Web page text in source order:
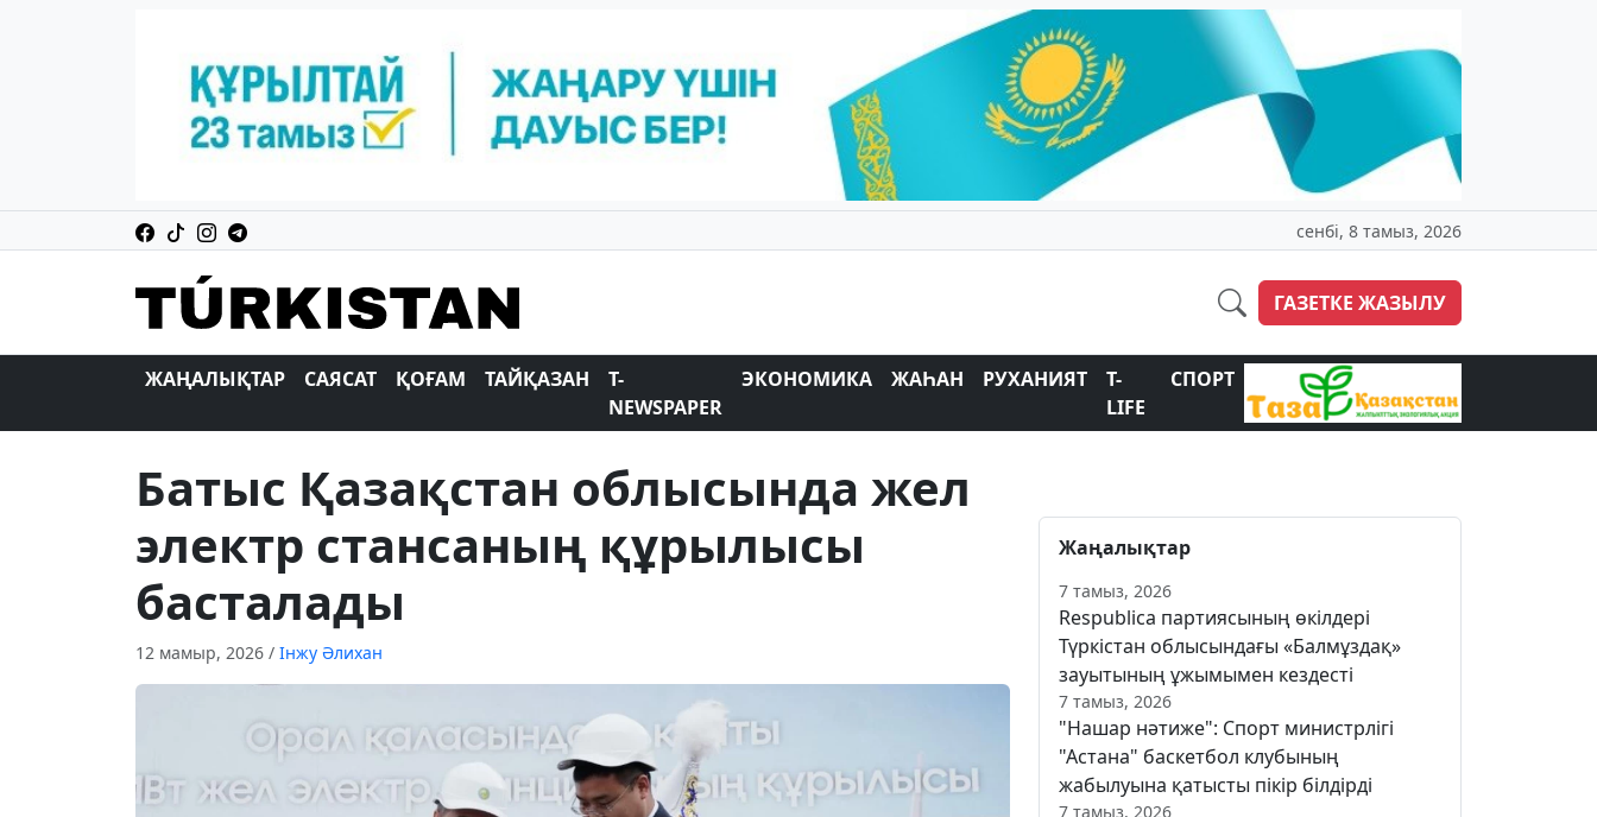
сенбі, 8 тамыз, 2026
ГАЗЕТКЕ ЖАЗЫЛУ
ЖАҢАЛЫҚТАР САЯСАТ ҚОҒАМ ТАЙҚАЗАН
T-
NEWSPAPER
ЭКОНОМИКА ЖАҺАН РУХАНИЯТ
T-
LIFE
СПОРТ
Батыс Қазақстан облысында жел
электр стансаның құрылысы
басталады
12 мамыр, 2026 / Інжу Әлихан
Жаңалықтар
7 тамыз, 2026
Respublica партиясының өкілдері
Түркістан облысындағы «Балмұздақ»
зауытының ұжымымен кездесті
7 тамыз, 2026
"Нашар нәтиже": Спорт министрлігі
"Астана" баскетбол клубының
жабылуына қатысты пікір білдірді
7 тамыз, 2026